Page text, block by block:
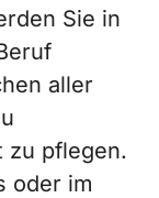
Sie in
aller
zu pflegen.
oder im